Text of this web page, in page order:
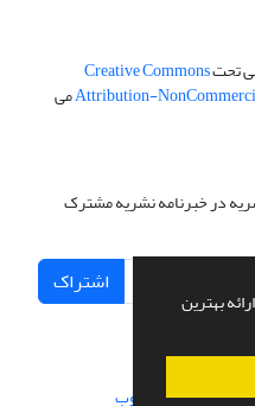
بهترین
تحتCreative Commons
Attribution-می
در خبرنامه نشریه مشترک
اشتراک
سازی از سیناوب